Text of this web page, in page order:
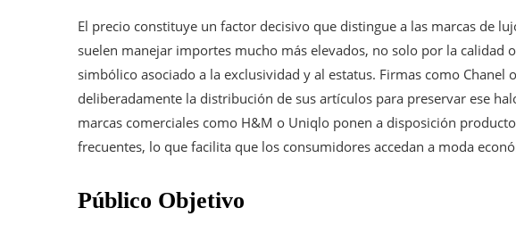
El precio constituye un factor decisivo que distingue a las marcas de
suelen manejar importes mucho más elevados, no solo por la calidad
simbólico asociado a la exclusividad y al estatus. Firmas como Chanel
deliberadamente la distribución de sus artículos para preservar ese
marcas comerciales como H&M o Uniqlo ponen a disposición
frecuentes, lo que facilita que los consumidores accedan a moda
Público Objetivo